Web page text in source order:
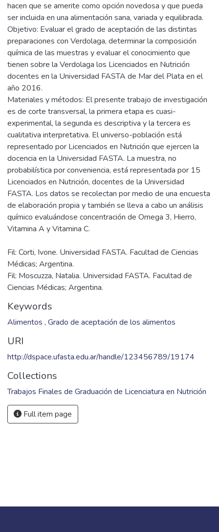
hacen que se amerite como opción novedosa y que pueda
ser incluida en una alimentación sana, variada y equilibrada.
Objetivo: Evaluar el grado de aceptación de las distintas
preparaciones con Verdolaga, determinar la composición
química de las muestras y evaluar el conocimiento que
tienen sobre la Verdolaga los Licenciados en Nutrición
docentes en la Universidad FASTA de Mar del Plata en el
año 2016.
Materiales y métodos: El presente trabajo de investigación
es de corte transversal, la primera etapa es cuasi-
experimental, la segunda es descriptiva y la tercera es
cualitativa interpretativa. El universo-población está
representado por Licenciados en Nutrición que ejercen la
docencia en la Universidad FASTA. La muestra, no
probabilística por conveniencia, está representada por 15
Licenciados en Nutrición, docentes de la Universidad
FASTA. Los datos se recolectan por medio de una encuesta
de elaboración propia y también se lleva a cabo un análisis
químico evaluándose concentración de Omega 3, Hierro,
Fil: Corti, Ivone. Universidad FASTA. Facultad de Ciencias
Médicas; Argentina.
Fil: Moscuzza, Natalia. Universidad FASTA. Facultad de
Ciencias Médicas; Argentina.
Keywords
Alimentos , Grado de aceptación de los alimentos
URI
http://dspace.ufasta.edu.ar/handle/123456789/19174
Collections
Trabajos Finales de Graduación de Licenciatura en Nutrición
Full item page